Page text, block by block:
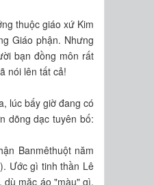
thuộc giáo xứ Kim
Giáo phận. Nhưng
bạn đồng môn rất
nói lên tất cả!
lúc bấy giờ đang có
dõng dạc tuyên bố:
Banmêthuột năm
Ước gì tinh thần Lê
dù mặc áo "màu" gì,